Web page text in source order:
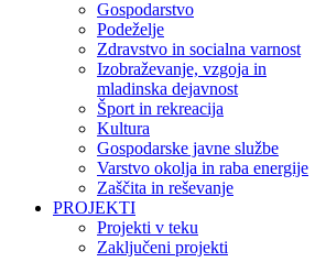
Gospodarstvo
Podeželje
Zdravstvo in socialna varnost
Izobraževanje, vzgoja in
mladinska dejavnost
Šport in rekreacija
Kultura
Gospodarske javne službe
Varstvo okolja in raba energije
Zaščita in reševanje
PROJEKTI
Projekti v teku
Zaključeni projekti